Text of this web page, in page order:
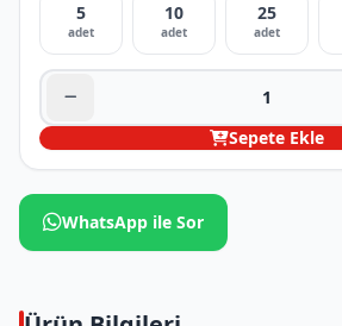
5
adet
10
adet
25
adet
Sepete Ekle
WhatsApp ile Sor